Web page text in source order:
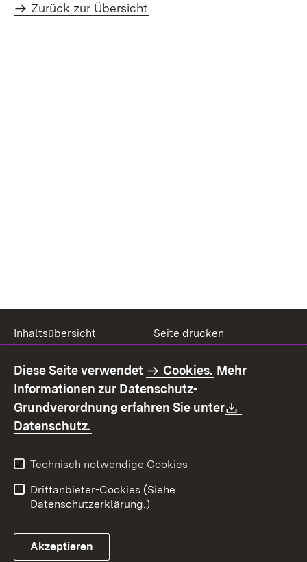
Zurück zur Übersicht
Inhaltsübersicht
Seite drucken
Benutzungshinweise
Erklärung zur
Barrierefreiheit
Kontakt
Fehlerhaften Link melden
Diese Seite verwendet Cookies. Mehr
Informationen zur Datenschutz-
Grundverordnung erfahren Sie unter
Datenschutz.
Technisch notwendige Cookies
Drittanbieter-Cookies (Siehe
Datenschutzerklärung.)
Akzeptieren